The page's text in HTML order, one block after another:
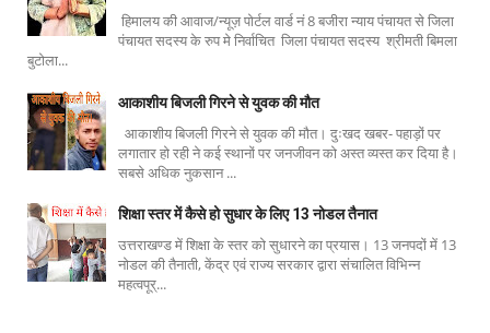
हिमालय की आवाज/न्यूज़ पोर्टल वार्ड नं 8 बजीरा न्याय पंचायत से जिला
पंचायत सदस्य के रुप मे निर्वाचित जिला पंचायत सदस्य श्रीमती बिमला
बुटोला...
आकाशीय बिजली गिरने से युवक की मौत
आकाशीय बिजली गिरने से युवक की मौत। दुःखद खबर- पहाड़ों पर
लगातार हो रही ने कई स्थानों पर जनजीवन को अस्त व्यस्त कर दिया है।
सबसे अधिक नुकसान ...
शिक्षा स्तर में कैसे हो सुधार के लिए 13 नोडल तैनात
उत्तराखण्ड में शिक्षा के स्तर को सुधारने का प्रयास। 13 जनपदों में 13
नोडल की तैनाती, केंद्र एवं राज्य सरकार द्वारा संचालित विभिन्न
महत्वपूर्...